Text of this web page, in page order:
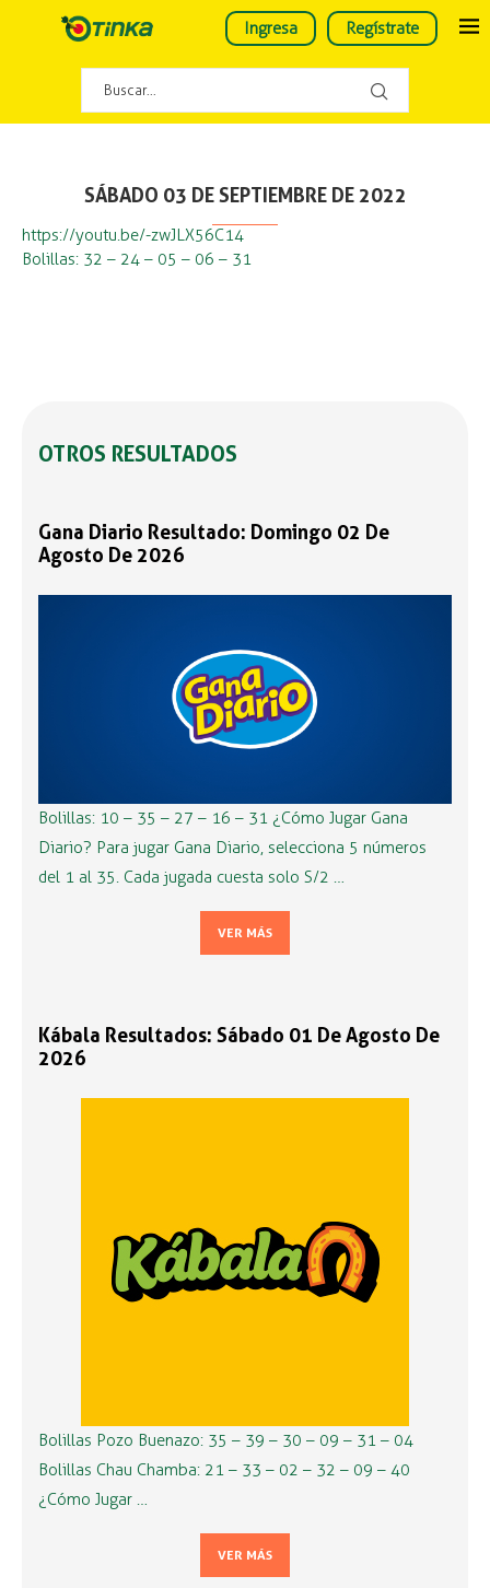
Ingresa Regístrate
SÁBADO 03 DE SEPTIEMBRE DE 2022
https://youtu.be/-zwJLX56C14
Bolillas: 32 – 24 – 05 – 06 – 31
OTROS RESULTADOS
Gana Diario Resultado: Domingo 02 De
Agosto De 2026
Bolillas: 10 – 35 – 27 – 16 – 31 ¿Cómo Jugar Gana
Diario? Para jugar Gana Diario, selecciona 5 números
del 1 al 35. Cada jugada cuesta solo S/2 …
VER MÁS
Kábala Resultados: Sábado 01 De Agosto De
2026
Bolillas Pozo Buenazo: 35 – 39 – 30 – 09 – 31 – 04
Bolillas Chau Chamba: 21 – 33 – 02 – 32 – 09 – 40
¿Cómo Jugar …
VER MÁS